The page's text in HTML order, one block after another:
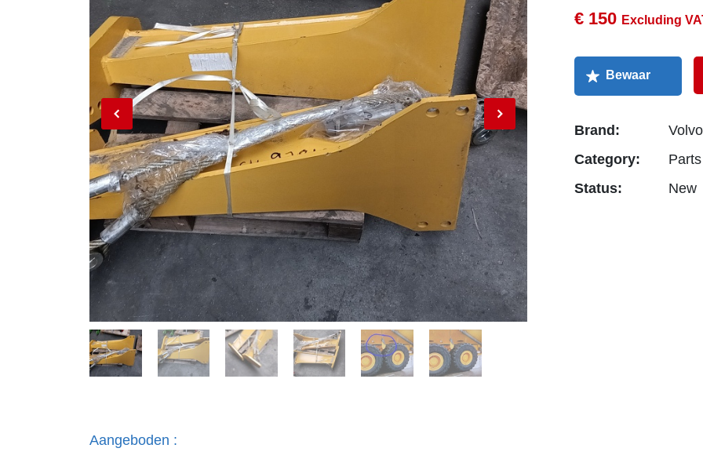
€ 150 Excluding
Brand:
Volvo
Category:
Parts
Status:
New
Aangeboden :